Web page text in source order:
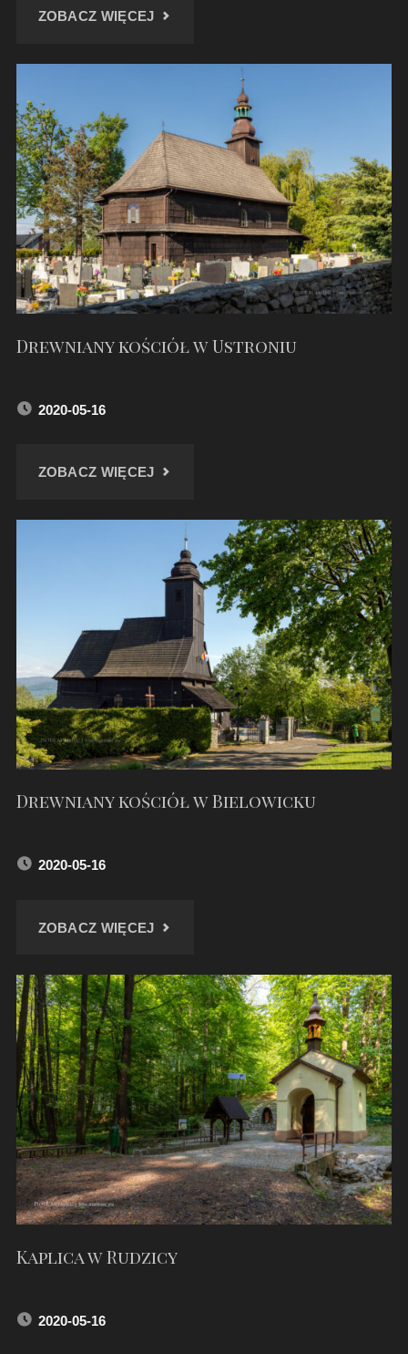
ZOBACZ WIĘCEJ"KOŚCIÓŁ
Drewniany kościół w Ustroniu
2020-05-16
ZOBACZ WIĘCEJ"DREWNIANY
USTRONIU"
Drewniany kościół w Bielowicku
2020-05-16
ZOBACZ WIĘCEJ"DREWNIANY
KOŚCIÓŁ
W
BIELOWICKU"
Kaplica w Rudzicy
2020-05-16